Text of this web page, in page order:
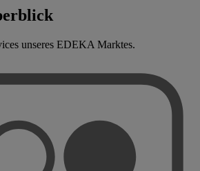
unseres EDEKA Marktes.